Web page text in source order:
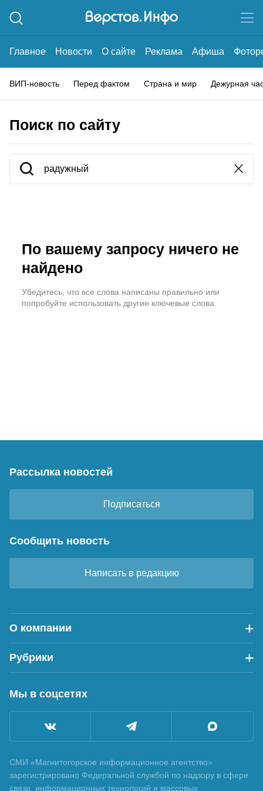
Главное Новости О сайте Реклама Афиша
ВИП-новость Перед фактом Страна и мир Дежурная
Поиск по сайту
По вашему запросу ничего не
найдено
Убедитесь, что все слова написаны правильно или
попробуйте использовать другие ключевые слова.
Рассылка новостей
Подписаться
Сообщить новость
Написать в редакцию
О компании
Рубрики
Мы в соцсетях
СМИ «Магнитогорское информационное агентство»
зарегистрировано Федеральной службой по надзору в сфере
связи, информационных технологий и массовых